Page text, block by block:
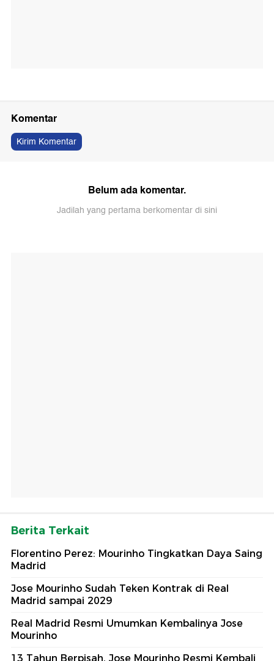
Komentar
Kirim Komentar
Belum ada komentar.
Jadilah yang pertama berkomentar di sini
Berita Terkait
Florentino Perez: Mourinho Tingkatkan Daya Saing
Madrid
Jose Mourinho Sudah Teken Kontrak di Real
Madrid sampai 2029
Real Madrid Resmi Umumkan Kembalinya Jose
Mourinho
13 Tahun Berpisah, Jose Mourinho Resmi Kembali